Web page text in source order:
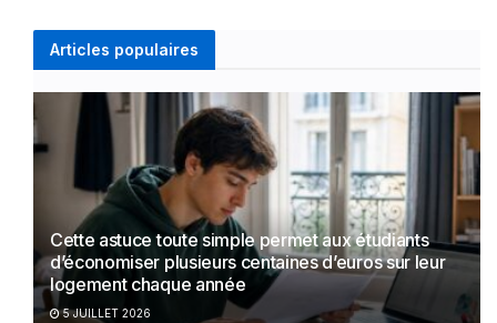
Articles populaires
Cette astuce toute simple permet aux étudiants
d’économiser plusieurs centaines d’euros sur leur
logement chaque année
5 JUILLET 2026